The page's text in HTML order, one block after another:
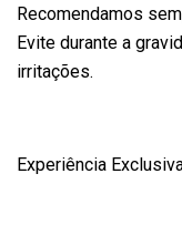
Recomendamos
Evite durante a
irritações.
Experiência